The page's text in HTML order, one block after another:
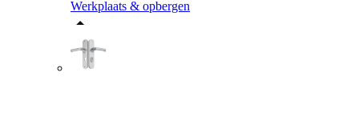
Werkplaats & opbergen